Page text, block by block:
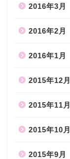
2016年3月
2016年2月
2016年1月
2015年12月
2015年11月
2015年10月
2015年9月